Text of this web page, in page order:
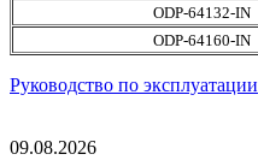
ODP-64132-IN
ODP-64160-IN
Руководство по эксплуатации
09.08.2026